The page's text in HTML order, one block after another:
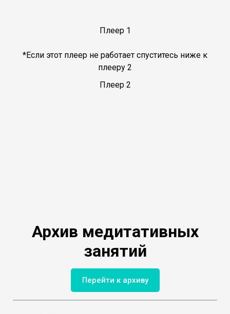
Плеер 1
*Если этот плеер не работает спуститесь ниже к
плееру 2
Плеер 2
Архив медитативных
занятий
Перейти к архиву